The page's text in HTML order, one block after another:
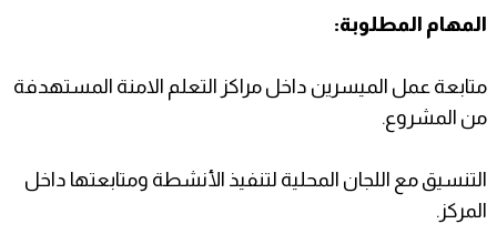
المهام المطلوبة:
متابعة عمل الميسرين داخل مراكز التعلم الامنة المستهدفة
من المشروع.
التنسيق مع اللجان المحلية لتنفيذ الأنشطة ومتابعتها داخل
المركز.